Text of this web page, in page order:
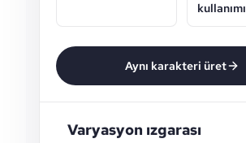
kullanımı
Aynı karakteri üret
Varyasyon ızgarası